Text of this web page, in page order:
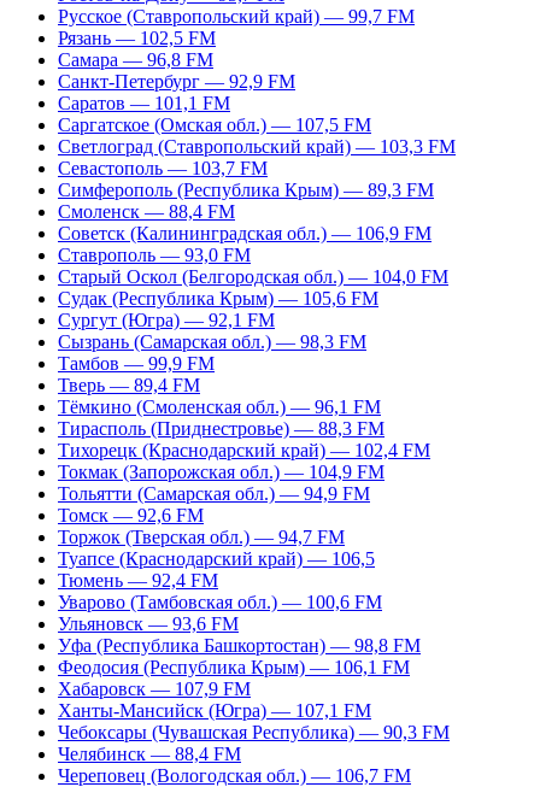
Русское (Ставропольский край) — 99,7 FM
Рязань — 102,5 FM
Самара — 96,8 FM
Санкт-Петербург — 92,9 FM
Саратов — 101,1 FM
Саргатское (Омская обл.) — 107,5 FM
Светлоград (Ставропольский край) — 103,3 FM
Севастополь — 103,7 FM
Симферополь (Республика Крым) — 89,3 FM
Смоленск — 88,4 FM
Советск (Калининградская обл.) — 106,9 FM
Ставрополь — 93,0 FM
Старый Оскол (Белгородская обл.) — 104,0 FM
Судак (Республика Крым) — 105,6 FM
Сургут (Югра) — 92,1 FM
Сызрань (Самарская обл.) — 98,3 FM
Тамбов — 99,9 FM
Тверь — 89,4 FM
Тёмкино (Смоленская обл.) — 96,1 FM
Тирасполь (Приднестровье) — 88,3 FM
Тихорецк (Краснодарский край) — 102,4 FM
Токмак (Запорожская обл.) — 104,9 FM
Тольятти (Самарская обл.) — 94,9 FM
Томск — 92,6 FM
Торжок (Тверская обл.) — 94,7 FM
Туапсе (Краснодарский край) — 106,5
Тюмень — 92,4 FM
Уварово (Тамбовская обл.) — 100,6 FM
Ульяновск — 93,6 FM
Уфа (Республика Башкортостан) — 98,8 FM
Феодосия (Республика Крым) — 106,1 FM
Хабаровск — 107,9 FM
Ханты-Мансийск (Югра) — 107,1 FM
Чебоксары (Чувашская Республика) — 90,3 FM
Челябинск — 88,4 FM
Череповец (Вологодская обл.) — 106,7 FM